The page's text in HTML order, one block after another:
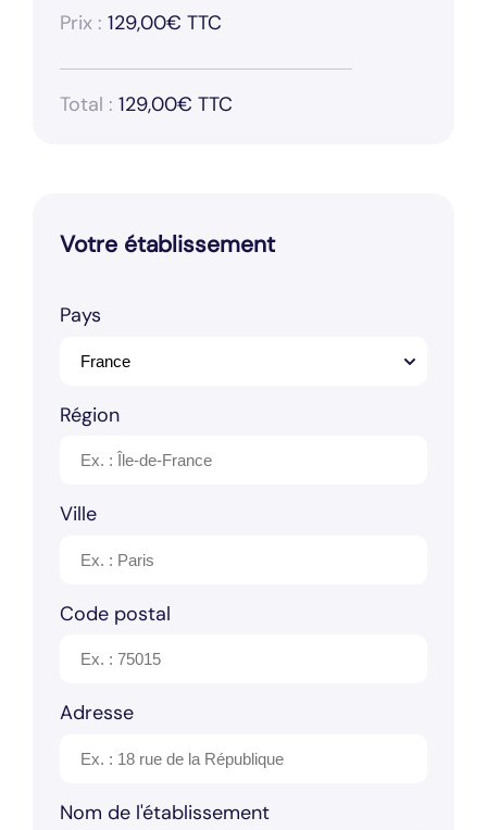
Prix : 129,00€ TTC
Total : 129,00€ TTC
Votre établissement
Pays
Région
Ville
Code postal
Adresse
Nom de l'établissement